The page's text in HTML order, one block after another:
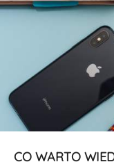
CO WARTO